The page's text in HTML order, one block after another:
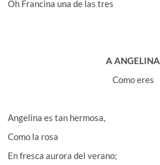
Oh Francina una de las tres
A ANGELINA
Como eres
Angelina es tan hermosa,
Como la rosa
En fresca aurora del verano;